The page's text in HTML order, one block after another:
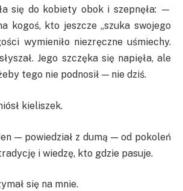
się do kobiety obok i szepnęła: —
kogoś, kto jeszcze „szuka swojego
wymieniło niezręczne uśmiechy.
Jego szczęka się napięła, ale
tego nie podnosił — nie dziś.
kieliszek.
— powiedział z dumą — od pokoleń
i wiedzę, kto gdzie pasuje.
się na mnie.